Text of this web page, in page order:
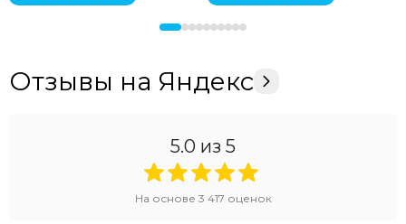
Отзывы на Яндекс
5.0 из 5
На основе 3 417 оценок